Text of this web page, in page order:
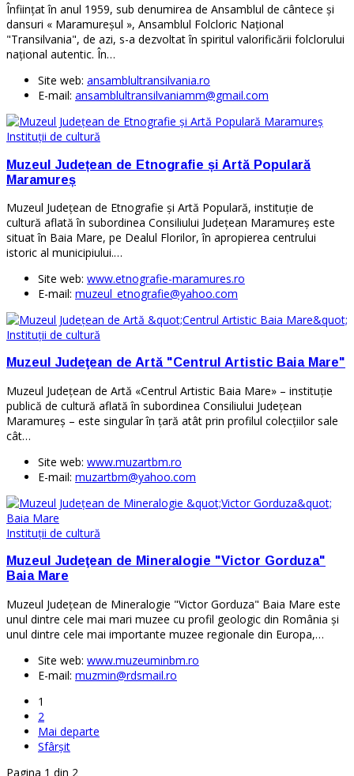
Înfiinţat în anul 1959, sub denumirea de Ansamblul de cântece şi
dansuri « Maramureşul », Ansamblul Folcloric Naţional
"Transilvania", de azi, s-a dezvoltat în spiritul valorificării folclorului
naţional autentic. În…
Site web: ansamblultransilvania.ro
E-mail: ansamblultransilvaniamm@gmail.com
Instituţii de cultură
Muzeul Județean de Etnografie și Artă Populară
Maramureș
Muzeul Județean de Etnografie și Artă Populară, instituție de
cultură aflată în subordinea Consiliului Județean Maramureș este
situat în Baia Mare, pe Dealul Florilor, în apropierea centrului
istoric al municipiului.…
Site web: www.etnografie-maramures.ro
E-mail: muzeul_etnografie@yahoo.com
Instituţii de cultură
Muzeul Judeţean de Artă "Centrul Artistic Baia Mare"
Muzeul Judeţean de Artă «Centrul Artistic Baia Mare» – instituţie
publică de cultură aflată în subordinea Consiliului Judeţean
Maramureş – este singular în ţară atât prin profilul colecţiilor sale
cât…
Site web: www.muzartbm.ro
E-mail: muzartbm@yahoo.com
Instituţii de cultură
Muzeul Judeţean de Mineralogie "Victor Gorduza"
Baia Mare
Muzeul Județean de Mineralogie "Victor Gorduza" Baia Mare este
unul dintre cele mai mari muzee cu profil geologic din România și
unul dintre cele mai importante muzee regionale din Europa,…
Site web: www.muzeuminbm.ro
E-mail: muzmin@rdsmail.ro
1
2
Mai departe
Sfârșit
Pagina 1 din 2